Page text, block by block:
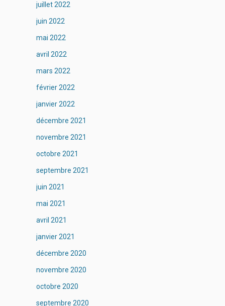
juillet 2022
juin 2022
mai 2022
avril 2022
mars 2022
février 2022
janvier 2022
décembre 2021
novembre 2021
octobre 2021
septembre 2021
juin 2021
mai 2021
avril 2021
janvier 2021
décembre 2020
novembre 2020
octobre 2020
septembre 2020